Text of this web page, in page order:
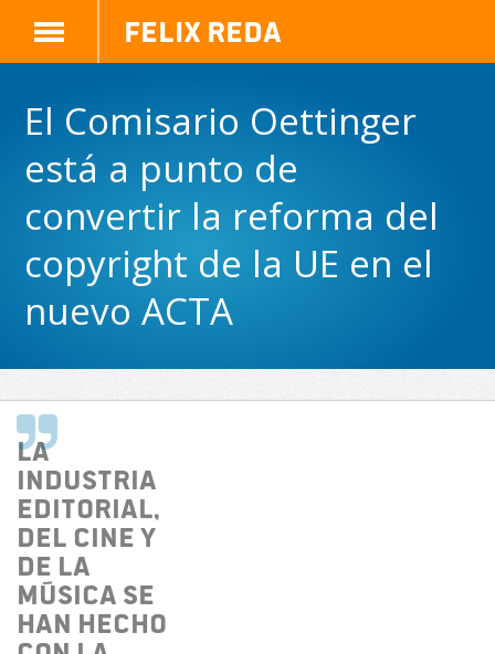
Felix Reda
El Comisario Oettinger
está a punto de
convertir la reforma del
copyright de la UE en el
nuevo ACTA
La
industria
editorial,
del cine y
de la
música se
han hecho